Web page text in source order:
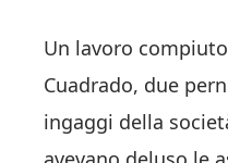
Un lavoro
Cuadrado, due
ingaggi della